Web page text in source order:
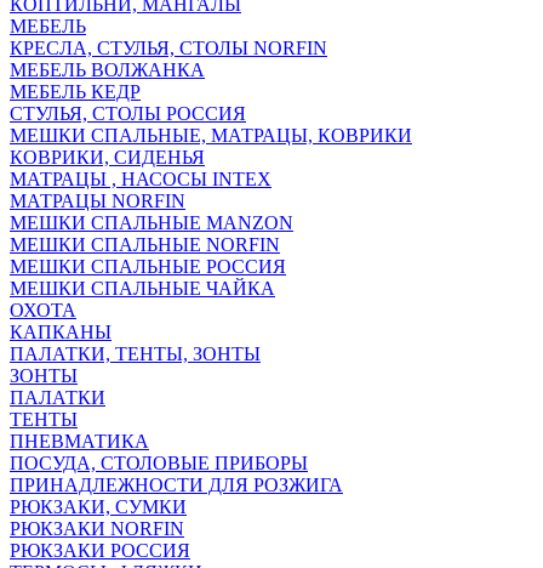
КОПТИЛЬНИ, МАНГАЛЫ
МЕБЕЛЬ
КРЕСЛА, СТУЛЬЯ, СТОЛЫ NORFIN
МЕБЕЛЬ ВОЛЖАНКА
МЕБЕЛЬ КЕДР
СТУЛЬЯ, СТОЛЫ РОССИЯ
МЕШКИ СПАЛЬНЫЕ, МАТРАЦЫ, КОВРИКИ
КОВРИКИ, СИДЕНЬЯ
МАТРАЦЫ , НАСОСЫ INTEX
МАТРАЦЫ NORFIN
МЕШКИ СПАЛЬНЫЕ MANZON
МЕШКИ СПАЛЬНЫЕ NORFIN
МЕШКИ СПАЛЬНЫЕ РОССИЯ
МЕШКИ СПАЛЬНЫЕ ЧАЙКА
ОХОТА
КАПКАНЫ
ПАЛАТКИ, ТЕНТЫ, ЗОНТЫ
ЗОНТЫ
ПАЛАТКИ
ТЕНТЫ
ПНЕВМАТИКА
ПОСУДА, СТОЛОВЫЕ ПРИБОРЫ
ПРИНАДЛЕЖНОСТИ ДЛЯ РОЗЖИГА
РЮКЗАКИ, СУМКИ
РЮКЗАКИ NORFIN
РЮКЗАКИ РОССИЯ